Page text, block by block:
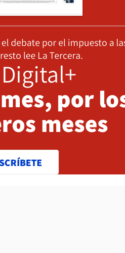
debate por el impuesto a
lee La Tercera.
por
meses